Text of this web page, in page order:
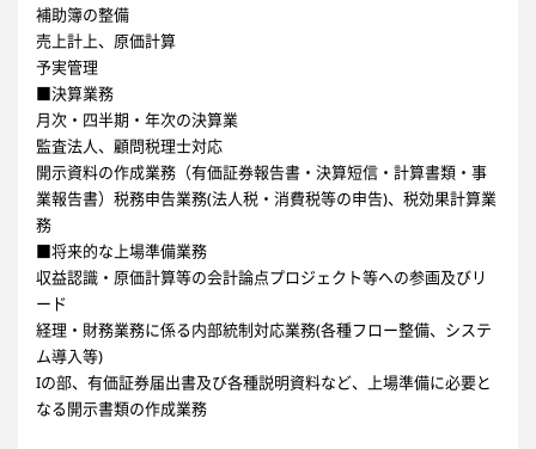
補助簿の整備
売上計上、原価計算
予実管理
■決算業務
月次・四半期・年次の決算業
監査法人、顧問税理士対応
開示資料の作成業務（有価証券報告書・決算短信・計算書類・事
業報告書）税務申告業務(法人税・消費税等の申告)、税効果計算業
務
■将来的な上場準備業務
収益認識・原価計算等の会計論点プロジェクト等への参画及びリ
ード
経理・財務業務に係る内部統制対応業務(各種フロー整備、システ
ム導入等)
Iの部、有価証券届出書及び各種説明資料など、上場準備に必要と
なる開示書類の作成業務